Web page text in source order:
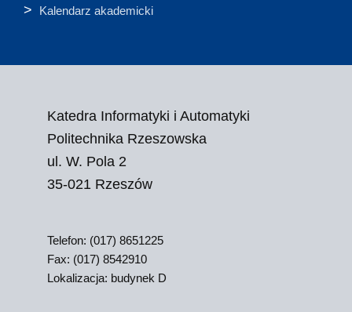
Kalendarz akademicki
Katedra Informatyki i Automatyki
Politechnika Rzeszowska
ul. W. Pola 2
35-021 Rzeszów
Telefon: (017) 8651225
Fax: (017) 8542910
Lokalizacja: budynek D